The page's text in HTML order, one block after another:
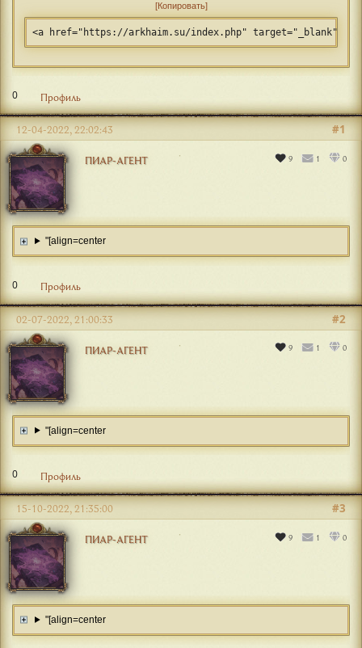
Копировать
<a href="https://arkhaim.su/index.php" target="_blank"
0 Профиль
ПИАР-АГЕНТ 9 1 0
#1
12-04-2022, 22:02:43
"[align=center
0 Профиль
ПИАР-АГЕНТ 9 1 0
#2
02-07-2022, 21:00:33
"[align=center
0 Профиль
ПИАР-АГЕНТ 9 1 0
#3
15-10-2022, 21:35:00
"[align=center